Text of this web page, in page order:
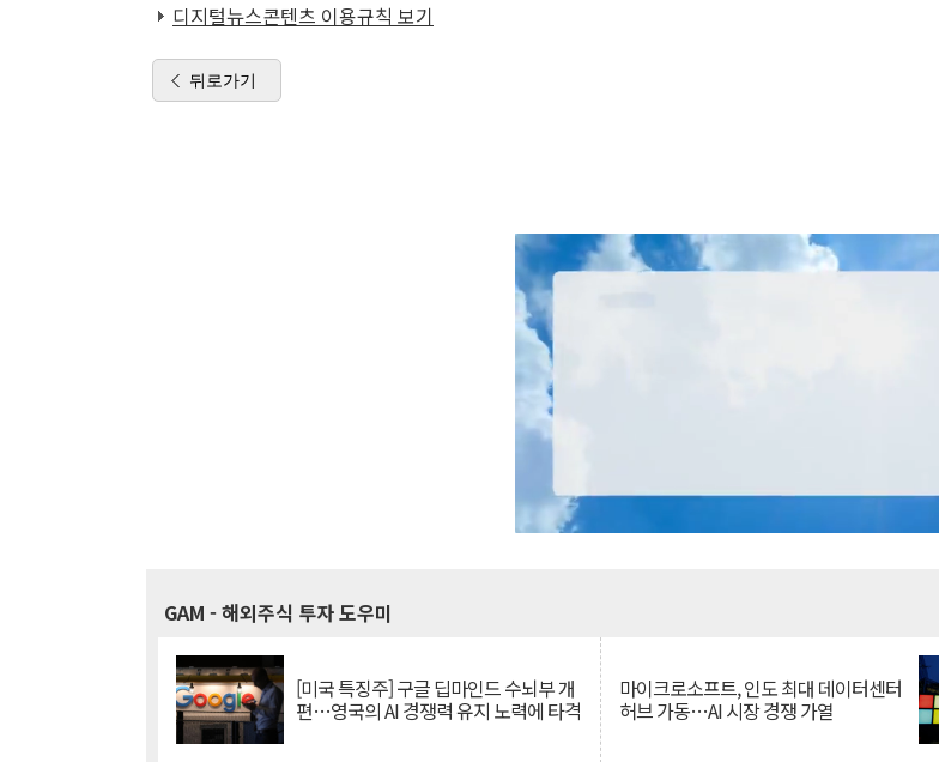
디지털뉴스콘텐츠 이용규칙 보기
뒤로가기
GAM - 해외주식 투자 도우미
[미국 특징주] 구글 딥마인드 수뇌부 개
편…영국의 AI 경쟁력 유지 노력에 타격
마이크로소프트, 인도 최대 데이터센터
허브 가동…AI 시장 경쟁 가열